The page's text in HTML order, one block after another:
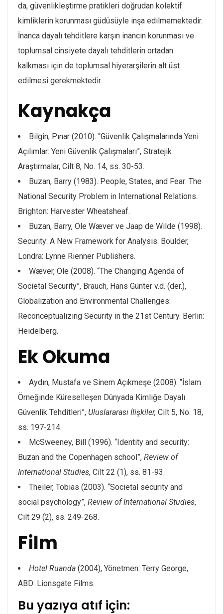
da, güvenlikleştirme pratikleri doğrudan kolektif
kimliklerin korunması güdüsüyle inşa edilmemektedir.
İnanca dayalı tehditlere karşın inancın korunması ve
toplumsal cinsiyete dayalı tehditlerin ortadan
kalkması için de toplumsal hiyerarşilerin alt üst
edilmesi gerekmektedir.
Kaynakça
Bilgin, Pınar (2010). “Güvenlik Çalışmalarında Yeni
Açılımlar: Yeni Güvenlik Çalışmaları”, Stratejik
Araştırmalar, Cilt 8, No. 14, ss. 30-53.
Buzan, Barry (1983). People, States, and Fear: The
National Security Problem in International Relations.
Brighton: Harvester Wheatsheaf.
Buzan, Barry, Ole Wæver ve Jaap de Wilde (1998).
Security: A New Framework for Analysis. Boulder,
Londra: Lynne Rienner Publishers.
Wæver, Ole (2008). “The Changing Agenda of
Societal Security”, Brauch, Hans Günter v.d. (der.),
Globalization and Environmental Challenges:
Reconceptualizing Security in the 21st Century. Berlin:
Heidelberg.
Ek Okuma
Aydın, Mustafa ve Sinem Açıkmeşe (2008). “İslam
Örneğinde Küreselleşen Dünyada Kimliğe Dayalı
Güvenlik Tehditleri”, Uluslararası İlişkiler, Cilt 5, No. 18,
ss. 197-214.
McSweeney, Bill (1996). “Identity and security:
Buzan and the Copenhagen school”, Review of
International Studies, Cilt 22 (1), ss. 81-93.
Theiler, Tobias (2003). “Societal security and
social psychology”, Review of International Studies,
Cilt 29 (2), ss. 249-268.
Film
Hotel Ruanda (2004), Yönetmen: Terry George,
ABD: Lionsgate Films.
Bu yazıya atıf için: